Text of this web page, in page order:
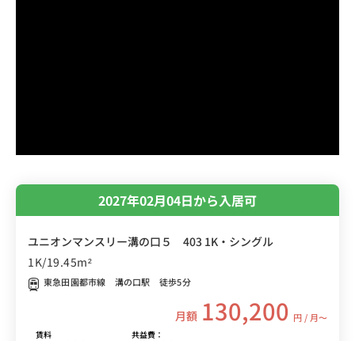
2027年02月04日から入居可
ユニオンマンスリー溝の口５ 403 1K・シングル
1K/19.45m²
東急田園都市線 溝の口駅 徒歩5分
月額 130,200 円 / 月〜
賃料 共益費：